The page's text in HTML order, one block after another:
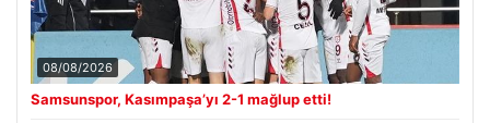
08/08/2026
Samsunspor, Kasımpaşa’yı 2-1 mağlup etti!